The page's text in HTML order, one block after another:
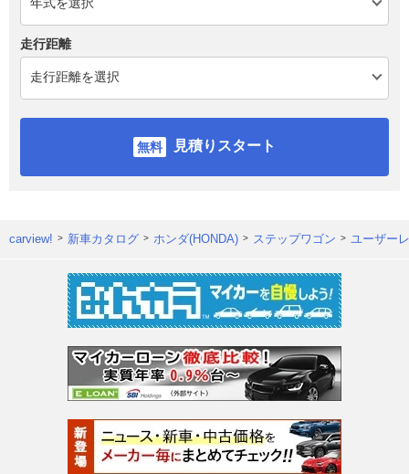
走行距離
見積りスタート
carview! 新車カタログ ホンダ(HONDA) ステップワゴン ユーザー